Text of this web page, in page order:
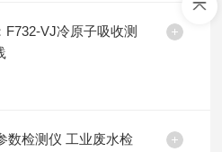
VJ冷原子吸收测
数检测仪 工业废水检